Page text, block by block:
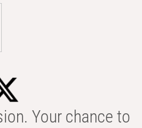
Your chance to